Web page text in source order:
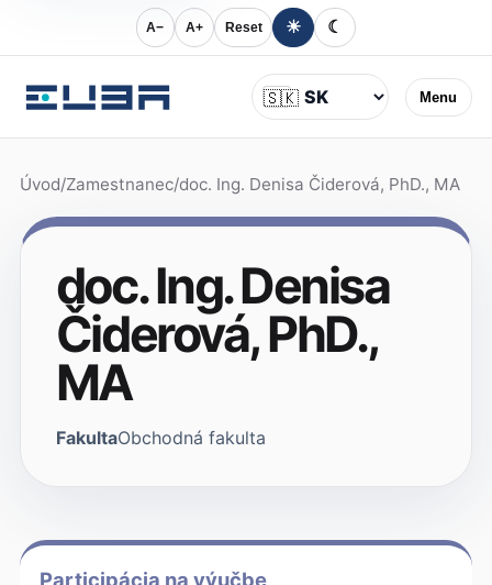
A− A+ Reset ☀ ☾
Menu
Jazyk
🇸🇰
Úvod/Zamestnanec/doc. Ing. Denisa Čiderová, PhD., MA
doc. Ing. Denisa
Čiderová, PhD.,
MA
FakultaObchodná fakulta
Participácia na výučbe